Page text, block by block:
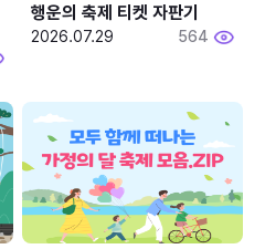
행운의 축제 티켓 자판기
2026.07.29 564